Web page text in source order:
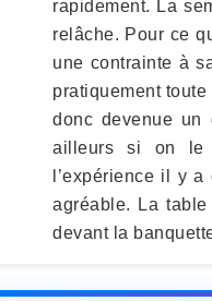
rapidement. La
relâche. Pour ce
une contrainte à
pratiquement
donc devenue un
ailleurs si on le
l’expérience il y
agréable. La
devant la